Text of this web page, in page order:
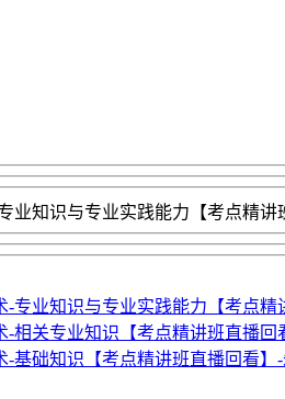
业知识与专业实践能力【考点精讲